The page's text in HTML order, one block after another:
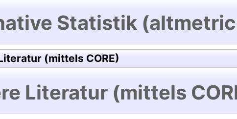
Statistik
(mittels CORE)
Literatur (mittels